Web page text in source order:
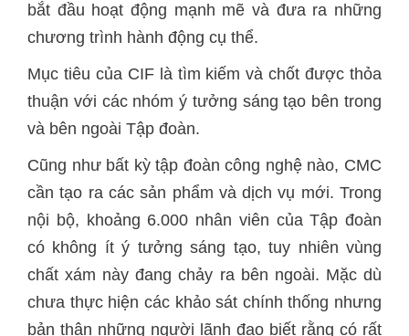
bắt đầu hoạt động mạnh mẽ và đưa ra những
chương trình hành động cụ thể.
Mục tiêu của CIF là tìm kiếm và chốt được thỏa
thuận với các nhóm ý tưởng sáng tạo bên trong
và bên ngoài Tập đoàn.
Cũng như bất kỳ tập đoàn công nghệ nào, CMC
cần tạo ra các sản phẩm và dịch vụ mới. Trong
nội bộ, khoảng 6.000 nhân viên của Tập đoàn
có không ít ý tưởng sáng tạo, tuy nhiên vùng
chất xám này đang chảy ra bên ngoài. Mặc dù
chưa thực hiện các khảo sát chính thống nhưng
bản thân những người lãnh đạo biết rằng có rất